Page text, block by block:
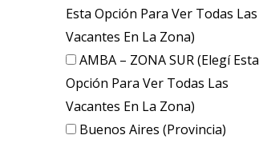
Esta Opción Para Ver Todas Las
Vacantes En La Zona)
AMBA – ZONA SUR (elegí Esta
Opción Para Ver Todas Las
Vacantes En La Zona)
Buenos Aires (provincia)